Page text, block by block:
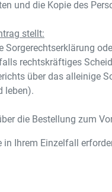
und die Kopie des
stellt:
rechtskräftiges
über das alleinige
leben).
die Bestellung zum
Ihrem Einzelfall